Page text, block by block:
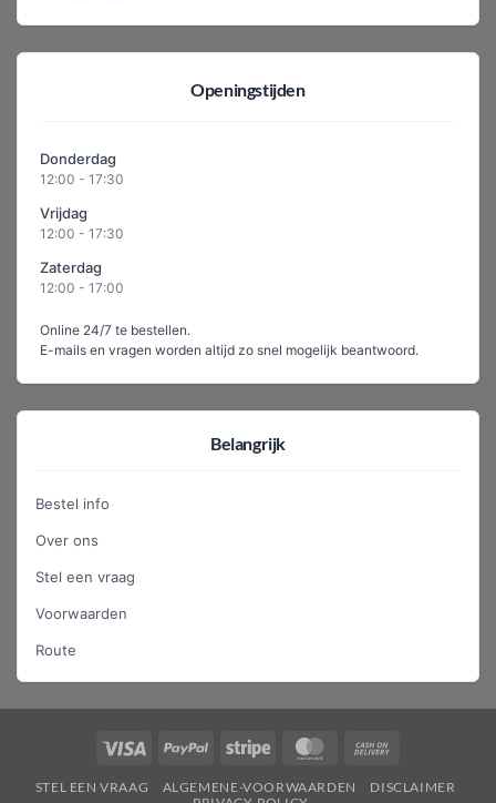
Openingstijden
Donderdag
12:00 - 17:30
Vrijdag
12:00 - 17:30
Zaterdag
12:00 - 17:00
Online 24/7 te bestellen.
E-mails en vragen worden altijd zo snel mogelijk beantwoord.
Belangrijk
Bestel info
Over ons
Stel een vraag
Voorwaarden
Route
Visa PayPal Stripe MasterCard
Delivery
STEL EEN VRAAG ALGEMENE-VOORWAARDEN
DISCLAIMER